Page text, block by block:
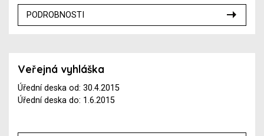
PODROBNOSTI
Veřejná vyhláška
Úřední deska od: 30.4.2015
Úřední deska do: 1.6.2015